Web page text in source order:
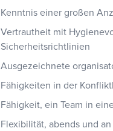
Kenntnis einer großen
Vertrautheit mit
Sicherheitsrichtlinien
Ausgezeichnete
Fähigkeiten in der
Fähigkeit, ein Team in
Flexibilität, abends und